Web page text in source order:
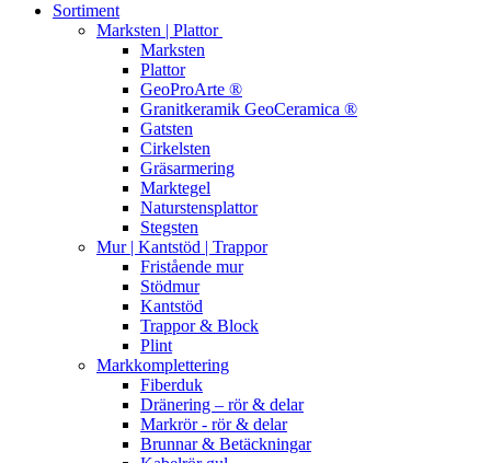
Sortiment
Marksten | Plattor
Marksten
Plattor
GeoProArte ®
Granitkeramik GeoCeramica ®
Gatsten
Cirkelsten
Gräsarmering
Marktegel
Naturstensplattor
Stegsten
Mur | Kantstöd | Trappor
Fristående mur
Stödmur
Kantstöd
Trappor & Block
Plint
Markkomplettering
Fiberduk
Dränering – rör & delar
Markrör - rör & delar
Brunnar & Betäckningar